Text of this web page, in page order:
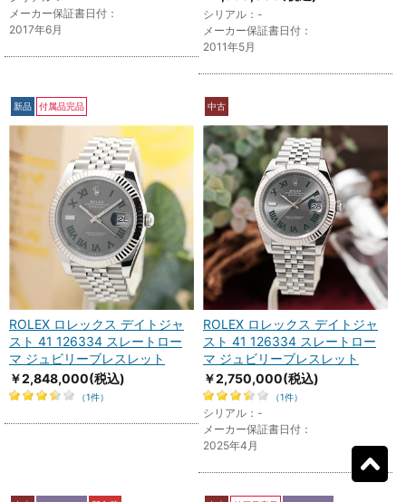
メーカー保証書日付：
2017年6月
シリアル：-
メーカー保証書日付：
2011年5月
新品 付属品完品
ROLEX ロレックス デイトジャ
スト 41 126334 スレートロー
マ ジュビリーブレスレット
￥2,848,000(税込)
（1件）
中古
ROLEX ロレックス デイトジャ
スト 41 126334 スレートロー
マ ジュビリーブレスレット
￥2,750,000(税込)
（1件）
シリアル：-
メーカー保証書日付：
2025年4月